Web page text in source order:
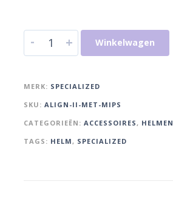
- + Winkelwagen
MERK: SPECIALIZED
SKU: ALIGN-II-MET-MIPS
CATEGORIEËN: ACCESSOIRES, HELMEN
TAGS: HELM, SPECIALIZED